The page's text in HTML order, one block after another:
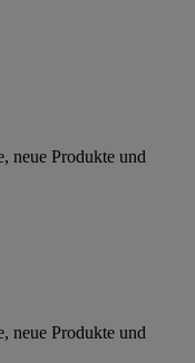
neue Produkte und
neue Produkte und